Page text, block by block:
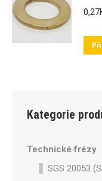
0,27
Kategorie
Technické frézy
SGS 20053